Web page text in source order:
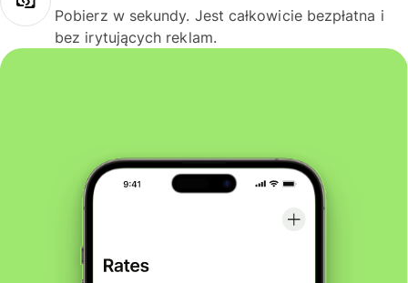
Pobierz w sekundy. Jest całkowicie bezpłatna i
bez irytujących reklam.